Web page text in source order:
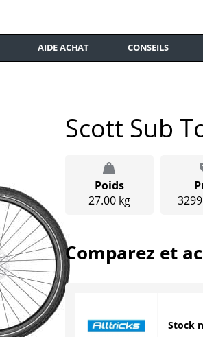
AIDE ACHAT CONSEILS
Scott Sub
Poids
27.00 kg
Comparez et
Stock